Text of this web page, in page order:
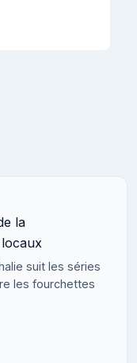
la
suit les séries
les fourchettes